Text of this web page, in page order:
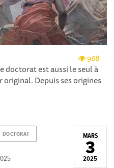
968
doctorat est aussi le seul à
original. Depuis ses origines
DOCTORAT MARS
3
2025